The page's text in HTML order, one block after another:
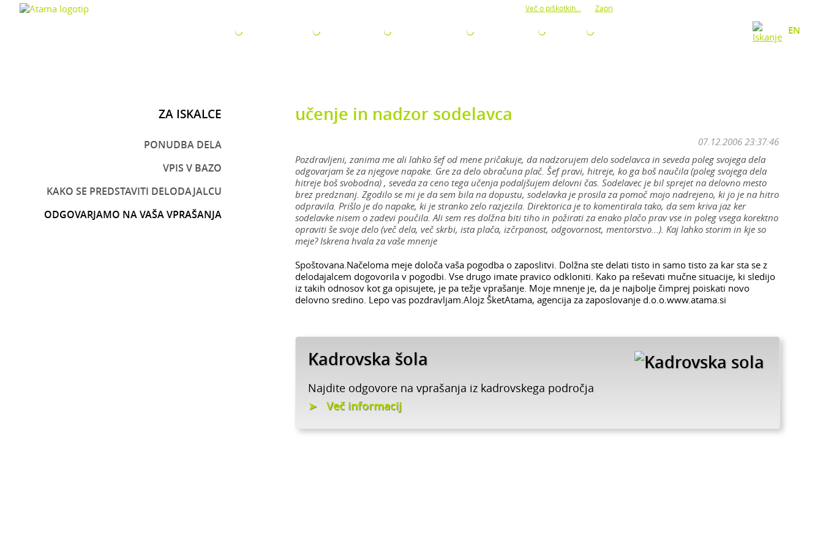
Več o piškotkih... Zapri
EN
ZA ISKALCE
PONUDBA DELA
VPIS V BAZO
KAKO SE PREDSTAVITI DELODAJALCU
ODGOVARJAMO NA VAŠA VPRAŠANJA
učenje in nadzor sodelavca
07.12.2006 23:37:46
Pozdravljeni, zanima me ali lahko šef od mene pričakuje, da nadzorujem delo sodelavca in seveda poleg svojega dela
odgovarjam še za njegove napake. Gre za delo obračuna plač. Šef pravi, hitreje, ko ga boš naučila (poleg svojega dela
hitreje boš svobodna) , seveda za ceno tega učenja podaljšujem delovni čas. Sodelavec je bil sprejet na delovno mesto
brez predznanj. Zgodilo se mi je da sem bila na dopustu, sodelavka je prosila za pomoč mojo nadrejeno, ki jo je na hitro
odpravila. Prišlo je do napake, ki je stranko zelo razjezila. Direktorica je to komentirala tako, da sem kriva jaz ker
sodelavke nisem o zadevi poučila. Ali sem res dolžna biti tiho in požirati za enako plačo prav vse in poleg vsega korektno
opraviti še svoje delo (več dela, več skrbi, ista plača, izčrpanost, odgovornost, mentorstvo...). Kaj lahko storim in kje so
meje? Iskrena hvala za vaše mnenje
Spoštovana.Načeloma meje določa vaša pogodba o zaposlitvi. Dolžna ste delati tisto in samo tisto za kar sta se z
delodajalcem dogovorila v pogodbi. Vse drugo imate pravico odkloniti. Kako pa reševati mučne situacije, ki sledijo
iz takih odnosov kot ga opisujete, je pa težje vprašanje. Moje mnenje je, da je najbolje čimprej poiskati novo
delovno sredino. Lepo vas pozdravljam.Alojz ŠketAtama, agencija za zaposlovanje d.o.o.www.atama.si
Kadrovska šola
Najdite odgovore na vprašanja iz kadrovskega področja
Več informacij